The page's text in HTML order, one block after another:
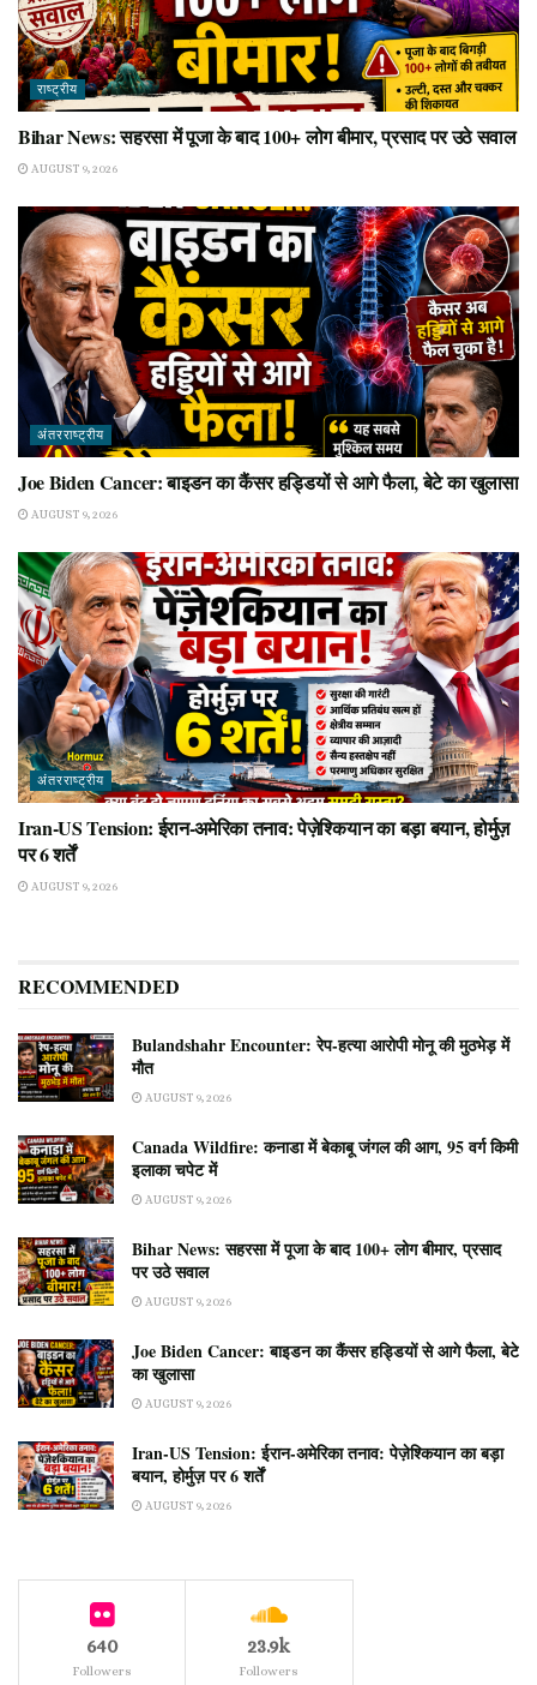
राष्ट्रीय
Bihar News: सहरसा में पूजा के बाद 100+ लोग बीमार, प्रसाद पर उठे सवाल
AUGUST 9, 2026
अंतरराष्ट्रीय
Joe Biden Cancer: बाइडन का कैंसर हड्डियों से आगे फैला, बेटे का खुलासा
AUGUST 9, 2026
अंतरराष्ट्रीय
Iran-US Tension: ईरान-अमेरिका तनाव: पेज़ेश्कियान का बड़ा बयान, होर्मुज़
पर 6 शर्तें
AUGUST 9, 2026
RECOMMENDED
Bulandshahr Encounter: रेप-हत्या आरोपी मोनू की मुठभेड़ में
मौत
AUGUST 9, 2026
Canada Wildfire: कनाडा में बेकाबू जंगल की आग, 95 वर्ग किमी
इलाका चपेट में
AUGUST 9, 2026
Bihar News: सहरसा में पूजा के बाद 100+ लोग बीमार, प्रसाद
पर उठे सवाल
AUGUST 9, 2026
Joe Biden Cancer: बाइडन का कैंसर हड्डियों से आगे फैला, बेटे
का खुलासा
AUGUST 9, 2026
Iran-US Tension: ईरान-अमेरिका तनाव: पेज़ेश्कियान का बड़ा
बयान, होर्मुज़ पर 6 शर्तें
AUGUST 9, 2026
640
Followers
23.9k
Followers